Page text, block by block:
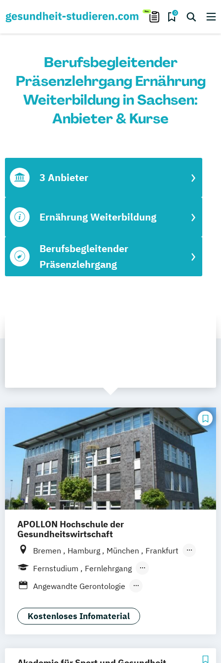
0
Berufsbegleitender
Präsenzlehrgang Ernährung
Weiterbildung in Sachsen:
Anbieter & Kurse
Berufsbegleitender
Präsenzlehrgang
Ernährung Weiterbildung
3 Anbieter
APOLLON Hochschule der
Gesundheitswirtschaft
Bremen Hamburg München
Frankfurt
Köln
Göttingen Leipzig
Stuttgart
Fernstudium
Fernlehrgang
Berufsbegleitender Präsenzlehrgang
Angewandte Gerontologie
Berufspädagogik
Betriebliche*r Gesundheitsmanager*in
Kostenloses Infomaterial